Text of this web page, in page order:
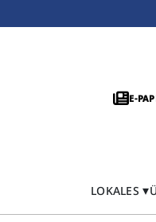
E-
LOKALES